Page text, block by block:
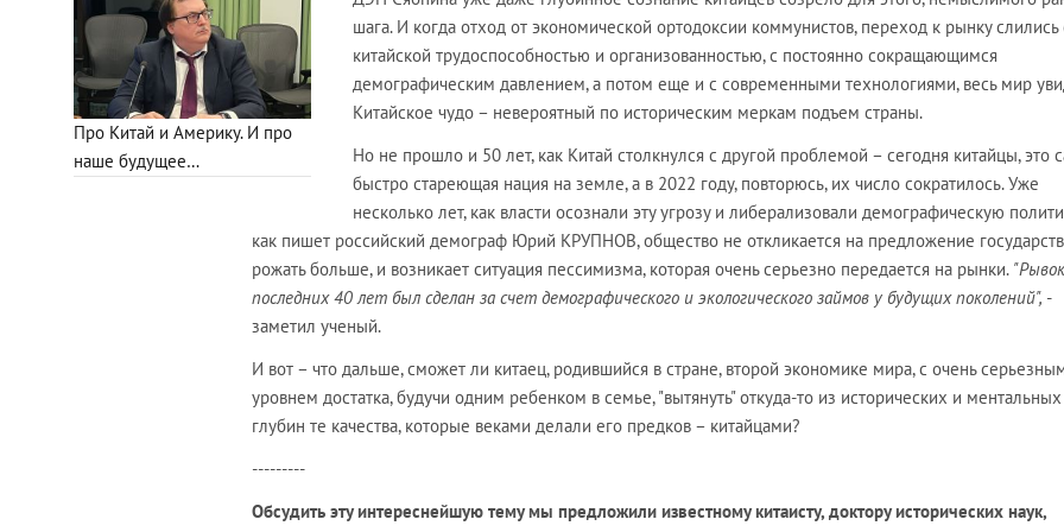
Про Китай и Америку. И про
наше будущее…
шага. И когда отход от экономической ортодоксии коммунистов, переход к рынку слились
китайской трудоспособностью и организованностью, с постоянно сокращающимся
демографическим давлением, а потом еще и с современными технологиями, весь мир
Китайское чудо – невероятный по историческим меркам подъем страны.
Но не прошло и 50 лет, как Китай столкнулся с другой проблемой – сегодня китайцы, это
быстро стареющая нация на земле, а в 2022 году, повторюсь, их число сократилось. Уже
несколько лет, как власти осознали эту угрозу и либерализовали демографическую
как пишет российский демограф Юрий КРУПНОВ, общество не откликается на предложение
рожать больше, и возникает ситуация пессимизма, которая очень серьезно передается на рынки. "Рывок
последних 40 лет был сделан за счет демографического и экологического займов у будущих поколений", -
заметил ученый.
И вот – что дальше, сможет ли китаец, родившийся в стране, второй экономике мира, с очень
уровнем достатка, будучи одним ребенком в семье, "вытянуть" откуда-то из исторических и ментальных
глубин те качества, которые веками делали его предков – китайцами?
---------
Обсудить эту интереснейшую тему мы предложили известному китаисту, доктору исторических наук,